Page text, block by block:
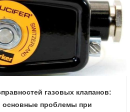
газовых клапанов:
основные проблемы при